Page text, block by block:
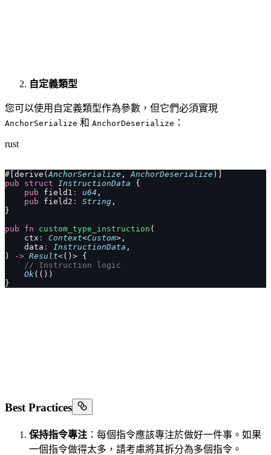
自定義類型
您可以使用自定義類型作為參數，但它們必須實現
AnchorSerialize 和 AnchorDeserialize ：
rust
#[derive(AnchorSerialize , AnchorDeserialize )]
pub struct InstructionData {
    pub
field1 : u64 ,
    pub
field2 : String ,
}
pub fn custom_type_instruction (
    ctx
: Context<Custom>,
    data
: InstructionData ,
)
-> Result<()> {
    // Instruction logic
    Ok
(())
}
Best Practices
保持指令專注 ：每個指令應該專注於做好一件事。如果
一個指令做得太多，請考慮將其拆分為多個指令。